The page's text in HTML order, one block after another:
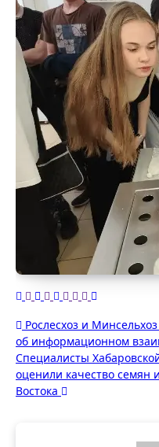
Навигация
по
записям
Рослесхоз и
об информационном
Специалисты
оценили качество семян
Востока